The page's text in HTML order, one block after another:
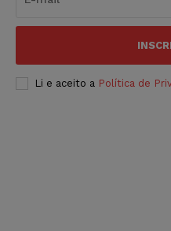
Li e aceito a Política de